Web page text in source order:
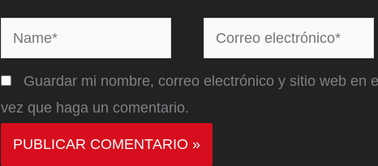
Name*
Correo
electrónico*
Guardar mi nombre, correo electrónico y sitio web en
vez que haga un comentario.